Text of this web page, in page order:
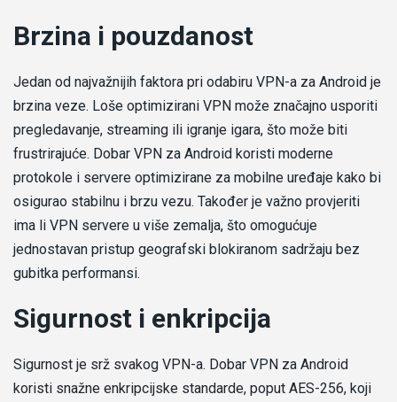
Brzina i pouzdanost
Jedan od najvažnijih faktora pri odabiru VPN-a za Android je
brzina veze. Loše optimizirani VPN može značajno usporiti
pregledavanje, streaming ili igranje igara, što može biti
frustrirajuće. Dobar VPN za Android koristi moderne
protokole i servere optimizirane za mobilne uređaje kako bi
osigurao stabilnu i brzu vezu. Također je važno provjeriti
ima li VPN servere u više zemalja, što omogućuje
jednostavan pristup geografski blokiranom sadržaju bez
gubitka performansi.
Sigurnost i enkripcija
Sigurnost je srž svakog VPN-a. Dobar VPN za Android
koristi snažne enkripcijske standarde, poput AES-256, koji